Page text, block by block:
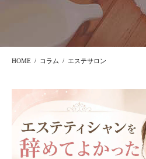
HOME コラム エステサロン